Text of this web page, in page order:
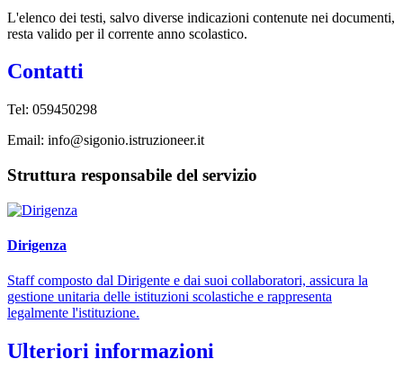
L'elenco dei testi, salvo diverse indicazioni contenute nei documenti,
resta valido per il corrente anno scolastico.
Contatti
Tel: 059450298
Email: info@sigonio.istruzioneer.it
Struttura responsabile del servizio
Dirigenza
Staff composto dal Dirigente e dai suoi collaboratori, assicura la
gestione unitaria delle istituzioni scolastiche e rappresenta
legalmente l'istituzione.
Ulteriori informazioni